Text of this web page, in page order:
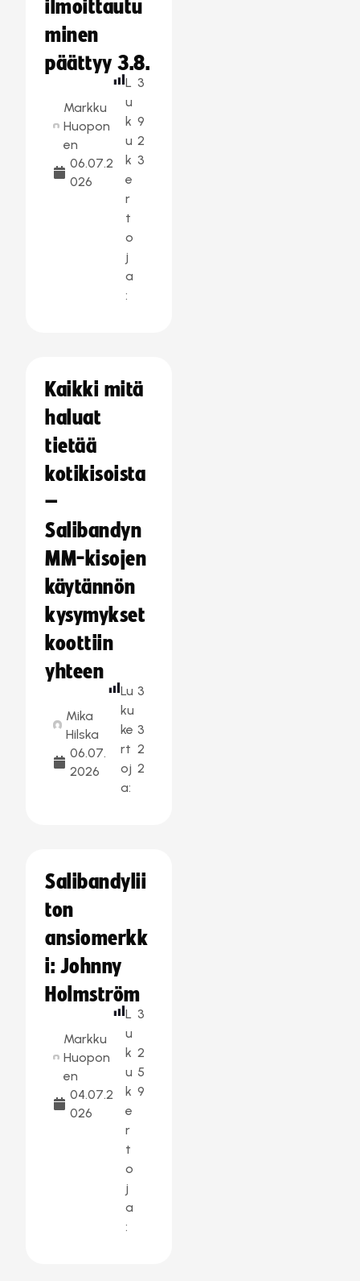
ilmoittautu
minen
päättyy 3.8.
Markku
Huopon
en
06.07.2
026
L
u
k
u
k
e
r
t
o
j
a
:
3
9
2
3
Kaikki mitä
haluat
tietää
kotikisoista
–
Salibandyn
MM-kisojen
käytännön
kysymykset
koottiin
yhteen
Mika
Hilska
06.07.
2026
Lu
ku
ke
rt
oj
a:
3
3
2
2
Salibandylii
ton
ansiomerkk
i: Johnny
Holmström
Markku
Huopon
en
04.07.2
026
L
u
k
u
k
e
r
t
o
j
a
:
3
2
5
9